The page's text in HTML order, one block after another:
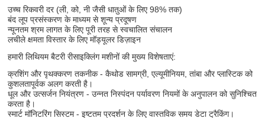
उच्च रिकवरी दर (ली, को, नी जैसी धातुओं के लिए 98% तक)
बंद लूप प्रसंस्करण के माध्यम से शून्य प्रदूषण
न्यूनतम श्रम लागत के लिए पूरी तरह से स्वचालित संचालन
लचीले क्षमता विस्तार के लिए मॉड्यूलर डिज़ाइन
हमारी लिथियम बैटरी रीसाइक्लिंग मशीनों की मुख्य विशेषताएं:
क्रशिंग और पृथक्करण तकनीक - कैथोड सामग्री, एल्यूमीनियम, तांबा और प्लास्टिक को
कुशलतापूर्वक अलग करती है।
धूल और उत्सर्जन नियंत्रण - उन्नत निस्पंदन पर्यावरण नियमों के अनुपालन को सुनिश्चित
करता है।
स्मार्ट मॉनिटरिंग सिस्टम - इष्टतम प्रदर्शन के लिए वास्तविक समय डेटा ट्रैकिंग।